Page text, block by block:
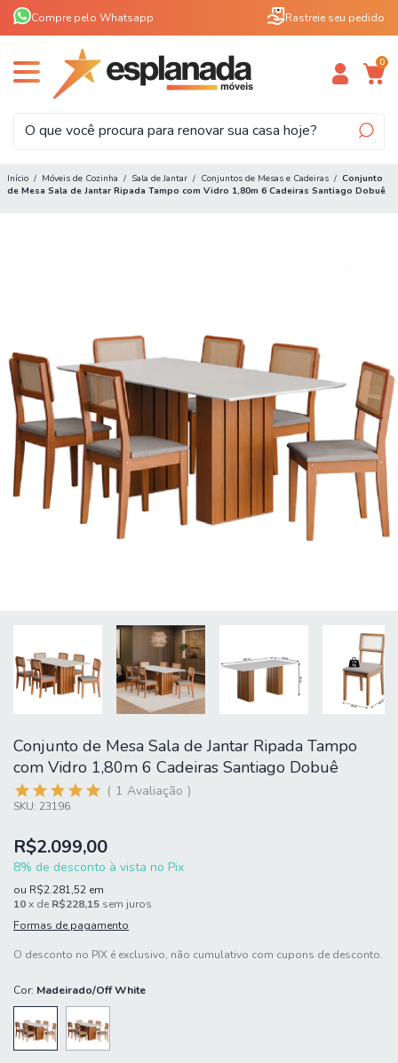
Compre pelo Whatsapp Rastreie seu pedido
0
Início / Móveis de Cozinha / Sala de Jantar / Conjuntos de Mesas e Cadeiras / Conjunto
de Mesa Sala de Jantar Ripada Tampo com Vidro 1,80m 6 Cadeiras Santiago Dobuê
Conjunto de Mesa Sala de Jantar Ripada Tampo
com Vidro 1,80m 6 Cadeiras Santiago Dobuê
1 Avaliação
SKU: 23196
R$2.099,00
8% de desconto à vista no Pix
ou R$2.281,52 em
10x de R$228,15 sem juros
Formas de pagamento
O desconto no PIX é exclusivo, não cumulativo com cupons de desconto.
Cor: Madeirado/Off White